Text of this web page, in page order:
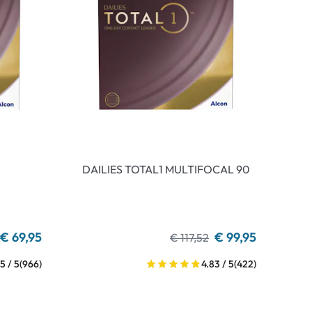
€ 69,95
/ 5(966)
DAILIES TOTAL1 MULTIFOCAL 90
€ 117,52 € 99,95
4.83 / 5(422)